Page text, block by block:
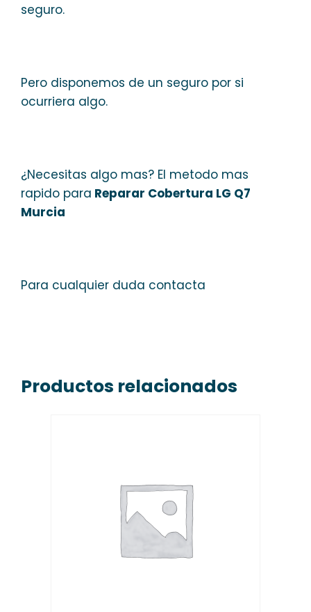
seguro.
Pero disponemos de un seguro por si
ocurriera algo.
¿Necesitas algo mas? El metodo mas
rapido para Reparar Cobertura LG Q7
Murcia
Para cualquier duda contacta
Productos relacionados